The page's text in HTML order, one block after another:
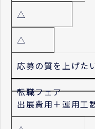
△
△
応募の質を上げた
転職フェア
出展費用＋運用工